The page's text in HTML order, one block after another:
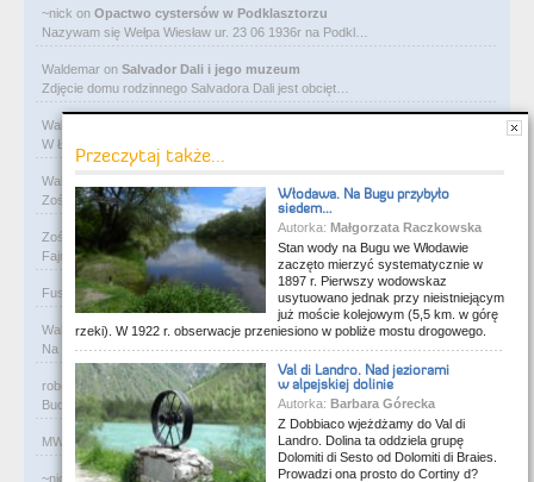
~nick on Opactwo cystersów w Podklasztorzu
Nazywam się Wełpa Wiesław ur. 23 06 1936r na Podkl…
Waldemar on Salvador Dali i jego muzeum
Zdjęcie domu rodzinnego Salvadora Dali jest obcięt…
Waldemar
W Łodzi, obok Manufaktury, przy ulicy Ogrodowej je…
Waldemar
Zośka - zarejestruj się na flog i wrzucaj foty. Gw…
Zośka
Rycerze-rabusie i więzienie Janosika
Fajne, podoba mi się. Ale czy ktoś przejrzy kiedyś…
Fusia84 on Rycerze-rabusie i więzienie JanosikaZ albumu rodzinnego.
Waldemar on A co to za tabliczka?
Na Słowacji w miejscowości Rajecké Teplice , na śc…
robert on
W murach dawnej synagogi
Budynek murowanej synagogi w Ciechanowcu jest już…
MW on Święty Andrzej i miejscowa bohemaCo to za bzdury?
~nick on Przeprawa zbudowana dla władcy
Przeczytaj także...
Włodawa. Na Bugu przybyło
siedem…
Autorka: Małgorzata Raczkowska
Stan wody na Bugu we Włodawie
zaczęto mierzyć systematycznie w
1897 r. Pierwszy wodowskaz
usytuowano jednak przy nieistniejącym
już moście kolejowym (5,5 km. w górę
rzeki). W 1922 r. obserwacje przeniesiono w pobliże mostu drogowego.
Val di Landro. Nad jeziorami
w alpejskiej dolinie
Autorka: Barbara Górecka
Z Dobbiaco wjeżdżamy do Val di
Landro. Dolina ta oddziela grupę
Dolomiti di Sesto od Dolomiti di Braies.
Prowadzi ona prosto do Cortiny d?